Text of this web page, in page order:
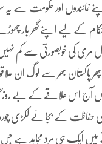
نمائندوں اور حکومت سے
کے لیے اپنے گھر بار
مری کی خوبصورتی سے کم
پھر پاکستان بھر سے لوگ
آج اس علاقے کے بے روزگار
کی حفاظت کے بجائے لکڑی
ایک ہی مرد مجاہد ہے جس